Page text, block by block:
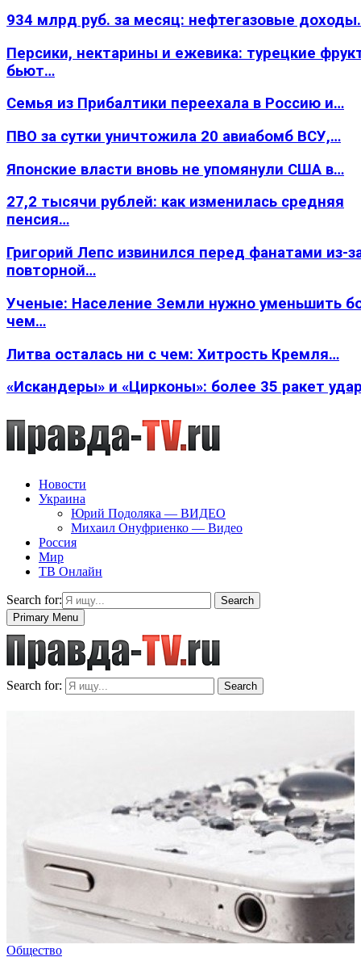
934 млрд руб. за месяц: нефтегазовые
Персики, нектарины и ежевика: турецкие
бьют…
Семья из Прибалтики переехала в Россию и…
ПВО за сутки уничтожила 20 авиабомб ВСУ,…
Японские власти вновь не упомянули США в…
27,2 тысячи рублей: как изменилась средняя
пенсия…
Григорий Лепс извинился перед фанатами из-
повторной…
Ученые: Население Земли нужно уменьшить
чем…
Литва осталась ни с чем: Хитрость Кремля…
«Искандеры» и «Цирконы»: более 35 ракет
Новости
Украина
Юрий Подоляка — ВИДЕО
Михаил Онуфриенко — Видео
Россия
Мир
ТВ Онлайн
Search for:
Search
Primary Menu
Search for: Search
Общество